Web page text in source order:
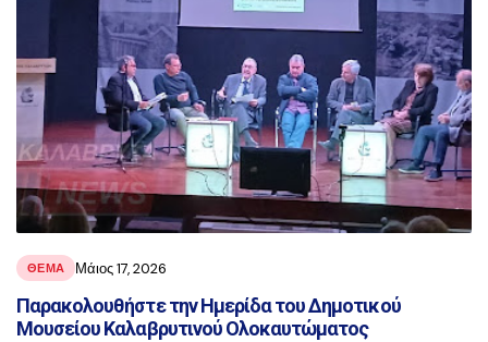
ΘΕΜΑ Μάιος 17, 2026
Παρακολουθήστε την Ημερίδα του Δημοτικού
Μουσείου Καλαβρυτινού Ολοκαυτώματος